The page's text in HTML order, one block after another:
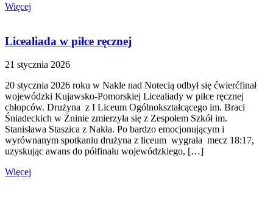
Więcej
Licealiada w piłce ręcznej
21 stycznia 2026
20 stycznia 2026 roku w Nakle nad Notecią odbył się ćwierćfinał
wojewódzki Kujawsko-Pomorskiej Licealiady w piłce ręcznej
chłopców. Drużyna z I Liceum Ogólnokształcącego im. Braci
Śniadeckich w Żninie zmierzyła się z Zespołem Szkół im.
Stanisława Staszica z Nakła. Po bardzo emocjonującym i
wyrównanym spotkaniu drużyna z liceum wygrała mecz 18:17,
uzyskując awans do półfinału wojewódzkiego, […]
Więcej